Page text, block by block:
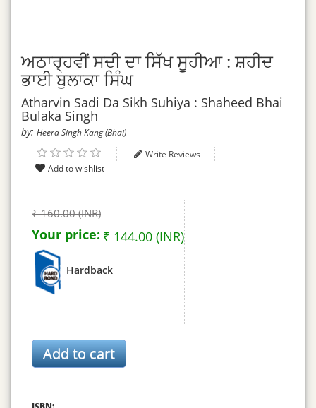
ਅਠਾਰ੍ਹਵੀਂ ਸਦੀ ਦਾ ਸਿੱਖ ਸੂਹੀਆ : ਸ਼ਹੀਦ
ਭਾਈ ਬੁਲਾਕਾ ਸਿੰਘ
Atharvin Sadi Da Sikh Suhiya : Shaheed Bhai
Bulaka Singh
by: Heera Singh Kang (Bhai)
Write Reviews
₹ 160.00 (INR)
Your price: ₹ 144.00 (INR)
Hardback